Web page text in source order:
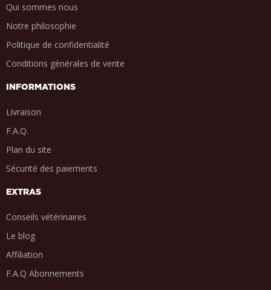
Qui sommes nous
Notre philosophie
Politique de confidentialité
Conditions générales de vente
INFORMATIONS
Livraison
F.A.Q.
Plan du site
Sécurité des paiements
EXTRAS
Conseils vétérinaires
Le blog
Affiliation
F.A.Q Abonnements